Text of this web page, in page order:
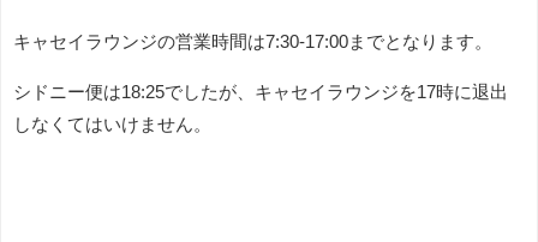
キャセイラウンジの営業時間は7:30-17:00までとなります。
シドニー便は18:25でしたが、キャセイラウンジを17時に退出
しなくてはいけません。